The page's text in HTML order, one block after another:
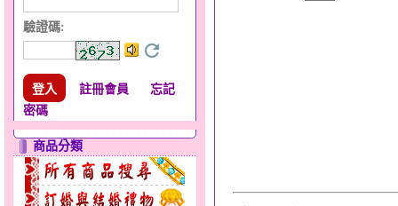
驗證碼:
註冊會員
忘記
密碼
商品分類